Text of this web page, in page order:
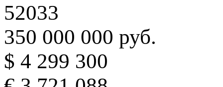
52033
350 000 000 руб.
$ 4 299 300